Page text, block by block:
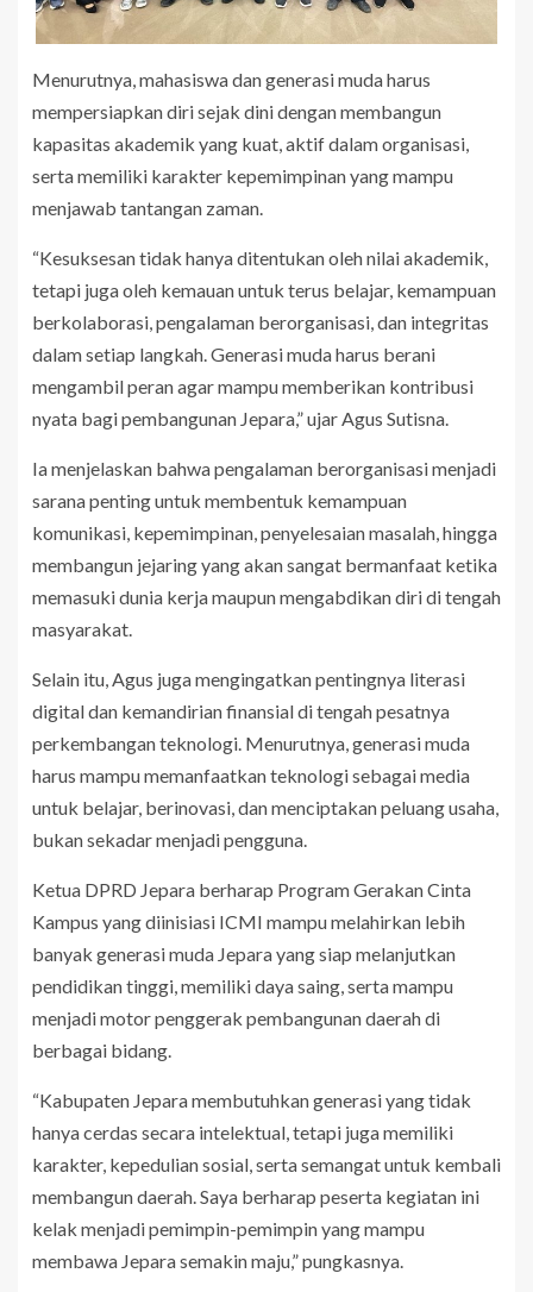
Menurutnya, mahasiswa dan generasi muda harus
mempersiapkan diri sejak dini dengan membangun
kapasitas akademik yang kuat, aktif dalam organisasi,
serta memiliki karakter kepemimpinan yang mampu
menjawab tantangan zaman.
“Kesuksesan tidak hanya ditentukan oleh nilai akademik,
tetapi juga oleh kemauan untuk terus belajar, kemampuan
berkolaborasi, pengalaman berorganisasi, dan integritas
dalam setiap langkah. Generasi muda harus berani
mengambil peran agar mampu memberikan kontribusi
nyata bagi pembangunan Jepara,” ujar Agus Sutisna.
Ia menjelaskan bahwa pengalaman berorganisasi menjadi
sarana penting untuk membentuk kemampuan
komunikasi, kepemimpinan, penyelesaian masalah, hingga
membangun jejaring yang akan sangat bermanfaat ketika
memasuki dunia kerja maupun mengabdikan diri di tengah
masyarakat.
Selain itu, Agus juga mengingatkan pentingnya literasi
digital dan kemandirian finansial di tengah pesatnya
perkembangan teknologi. Menurutnya, generasi muda
harus mampu memanfaatkan teknologi sebagai media
untuk belajar, berinovasi, dan menciptakan peluang usaha,
bukan sekadar menjadi pengguna.
Ketua DPRD Jepara berharap Program Gerakan Cinta
Kampus yang diinisiasi ICMI mampu melahirkan lebih
banyak generasi muda Jepara yang siap melanjutkan
pendidikan tinggi, memiliki daya saing, serta mampu
menjadi motor penggerak pembangunan daerah di
berbagai bidang.
“Kabupaten Jepara membutuhkan generasi yang tidak
hanya cerdas secara intelektual, tetapi juga memiliki
karakter, kepedulian sosial, serta semangat untuk kembali
membangun daerah. Saya berharap peserta kegiatan ini
kelak menjadi pemimpin-pemimpin yang mampu
membawa Jepara semakin maju,” pungkasnya.